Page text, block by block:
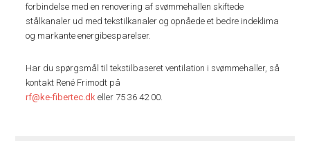
forbindelse med en renovering af svømmehallen skiftede
stålkanaler ud med tekstilkanaler og opnåede et bedre indeklima
og markante energibesparelser.
Har du spørgsmål til tekstilbaseret ventilation i svømmehaller, så
kontakt René Frimodt på
rf@ke-fibertec.dk eller 75 36 42 00.